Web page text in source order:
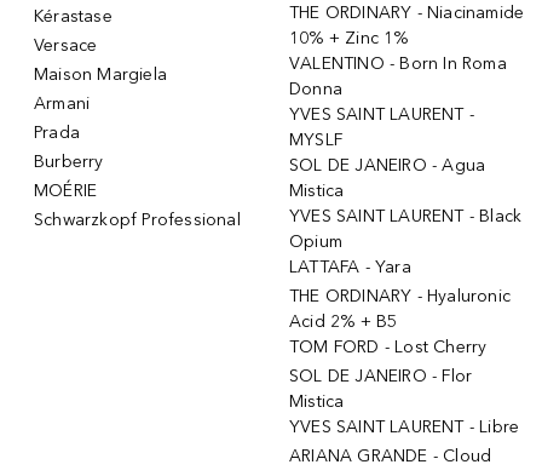
Kérastase
Versace
Maison Margiela
Armani
Prada
Burberry
MOÉRIE
Schwarzkopf Professional
THE ORDINARY - Niacinamide
10% + Zinc 1%
VALENTINO - Born In Roma
Donna
YVES SAINT LAURENT -
MYSLF
SOL DE JANEIRO - Agua
Mistica
YVES SAINT LAURENT - Black
Opium
LATTAFA - Yara
THE ORDINARY - Hyaluronic
Acid 2% + B5
TOM FORD - Lost Cherry
SOL DE JANEIRO - Flor
Mistica
YVES SAINT LAURENT - Libre
ARIANA GRANDE - Cloud